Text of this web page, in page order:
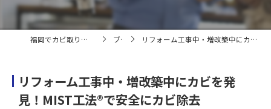
福岡でカビ取りならカビバスターズ福岡 ブログ リフォーム工事中・増改築中にカビを発見！MIST工法®で安全にカビ除去
リフォーム工事中・増改築中にカビを発
見！MIST工法®で安全にカビ除去